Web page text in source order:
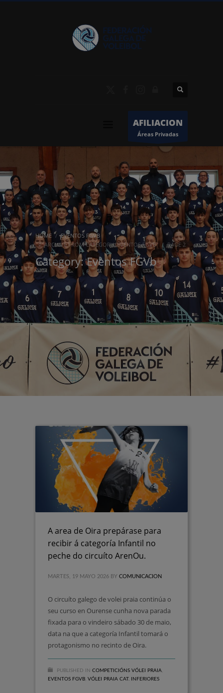
AFILIACION
Áreas Privadas
HOME
EVENTOS FGVB
ARCHIVE FROM CATEGORY "EVENTOS FGVB"
PAGE 2
Category: Eventos FGVb
A area de Oira prepárase para
recibir á categoría Infantil no
peche do circuíto ArenOu.
MARTES, 19 MAYO 2026 BY COMUNICACION
O circuíto galego de volei praia continúa o
seu curso en Ourense cunha nova parada
fixada para o vindeiro sábado 30 de maio,
data na que a categoría Infantil tomará o
protagonismo no recinto de Oira.
PUBLISHED IN COMPETICIÓNS VÓLEI PRAIA
EVENTOS FGVB VÓLEI PRAIA CAT. INFERIORES